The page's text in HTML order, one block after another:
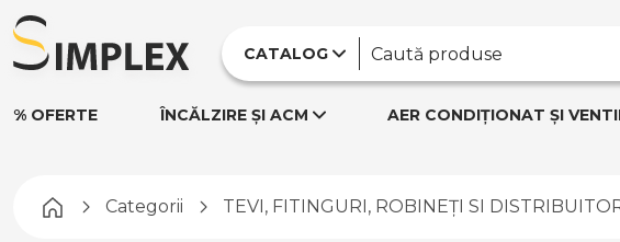
CATALOG
% OFERTE ÎNCĂLZIRE ȘI ACM AER CONDIȚIONAT ȘI
Pagina principală
Categorii TEVI, FITINGURI, ROBINEȚI SI